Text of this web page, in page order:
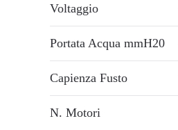
Voltaggio
Portata Acqua mmH20
Capienza Fusto
N. Motori